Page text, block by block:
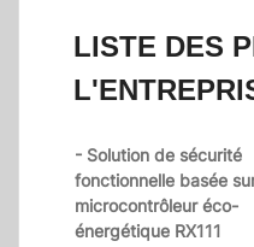
LISTE DES
- Solution de sécurité
fonctionnelle basée
microcontrôleur éco-
énergétique RX111